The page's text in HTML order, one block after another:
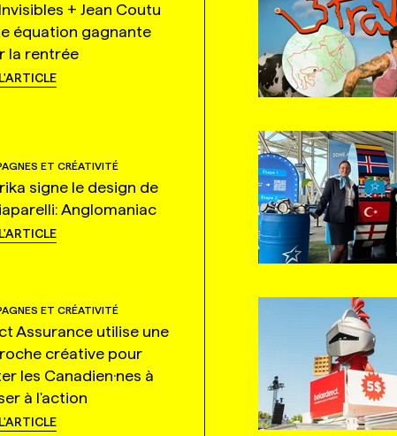
+ Jean Coutu
équation gagnante
la rentrée
ET CRÉATIVITÉ
signe le design de
Anglomaniac
ET CRÉATIVITÉ
Assurance utilise une
créative pour
les Canadien·nes à
à l'action